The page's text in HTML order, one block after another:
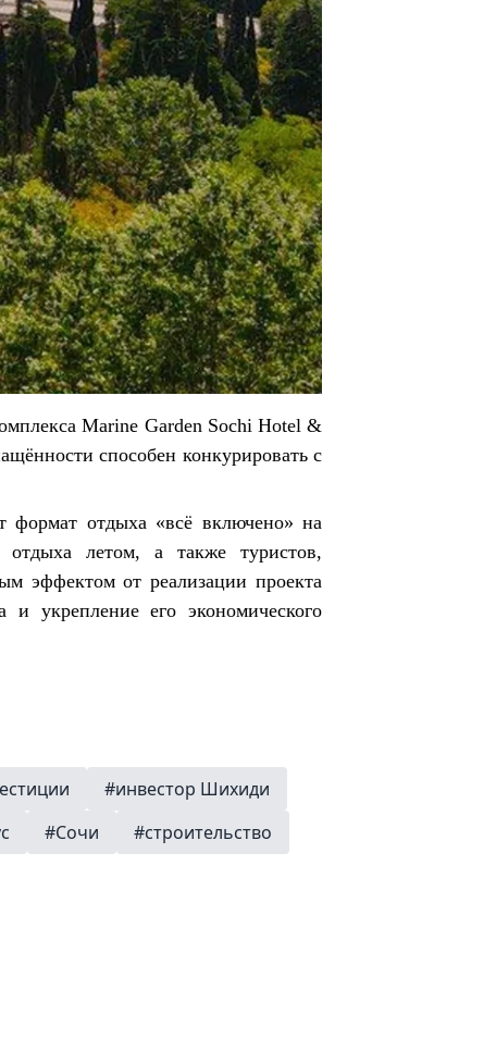
Marine Garden Sochi Hotel &
способен конкурировать с
формат отдыха «всё включено» на
отдыха летом, а также туристов,
эффектом от реализации проекта
укрепление его экономического
#инвестор Шихиди
#Сочи
#строительство